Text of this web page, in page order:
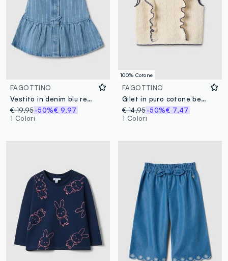
FAGOTTINO
Vestito in denim blu regular fit in misto cotone per bimba
€ 19,95-50%€ 9,97
1 Colori
100% Cotone
FAGOTTINO
Gilet in puro cotone beige regular fit per bimba
€ 14,95 -50%€ 7,47
1 Colori